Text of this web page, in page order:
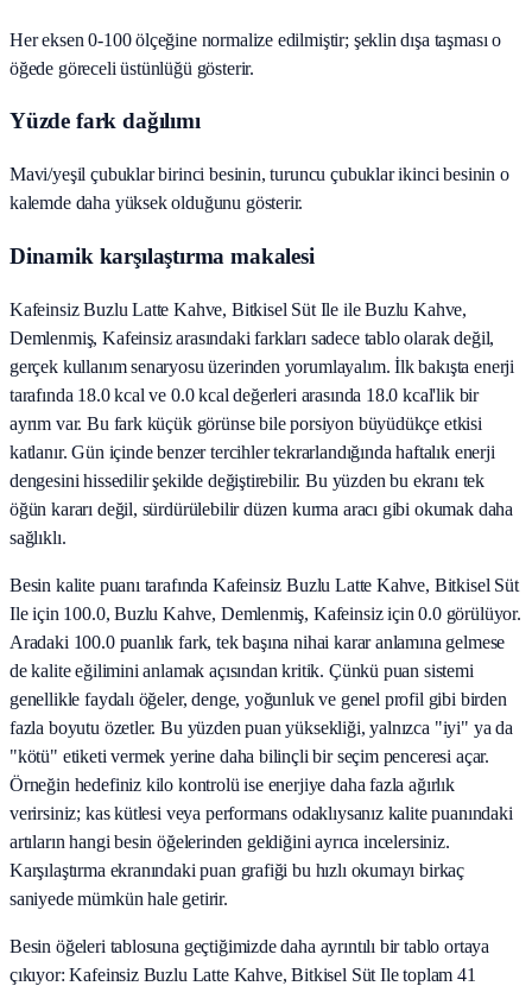
Her eksen 0-100 ölçeğine normalize edilmiştir; şeklin dışa taşması o
öğede göreceli üstünlüğü gösterir.
Yüzde fark dağılımı
Mavi/yeşil çubuklar birinci besinin, turuncu çubuklar ikinci besinin o
kalemde daha yüksek olduğunu gösterir.
Dinamik karşılaştırma makalesi
Kafeinsiz Buzlu Latte Kahve, Bitkisel Süt Ile ile Buzlu Kahve,
Demlenmiş, Kafeinsiz arasındaki farkları sadece tablo olarak değil,
gerçek kullanım senaryosu üzerinden yorumlayalım. İlk bakışta enerji
tarafında 18.0 kcal ve 0.0 kcal değerleri arasında 18.0 kcal'lik bir
ayrım var. Bu fark küçük görünse bile porsiyon büyüdükçe etkisi
katlanır. Gün içinde benzer tercihler tekrarlandığında haftalık enerji
dengesini hissedilir şekilde değiştirebilir. Bu yüzden bu ekranı tek
öğün kararı değil, sürdürülebilir düzen kurma aracı gibi okumak daha
sağlıklı.
Besin kalite puanı tarafında Kafeinsiz Buzlu Latte Kahve, Bitkisel Süt
Ile için 100.0, Buzlu Kahve, Demlenmiş, Kafeinsiz için 0.0 görülüyor.
Aradaki 100.0 puanlık fark, tek başına nihai karar anlamına gelmese
de kalite eğilimini anlamak açısından kritik. Çünkü puan sistemi
genellikle faydalı öğeler, denge, yoğunluk ve genel profil gibi birden
fazla boyutu özetler. Bu yüzden puan yüksekliği, yalnızca "iyi" ya da
"kötü" etiketi vermek yerine daha bilinçli bir seçim penceresi açar.
Örneğin hedefiniz kilo kontrolü ise enerjiye daha fazla ağırlık
verirsiniz; kas kütlesi veya performans odaklıysanız kalite puanındaki
artıların hangi besin öğelerinden geldiğini ayrıca incelersiniz.
Karşılaştırma ekranındaki puan grafiği bu hızlı okumayı birkaç
saniyede mümkün hale getirir.
Besin öğeleri tablosuna geçtiğimizde daha ayrıntılı bir tablo ortaya
çıkıyor: Kafeinsiz Buzlu Latte Kahve, Bitkisel Süt Ile toplam 41